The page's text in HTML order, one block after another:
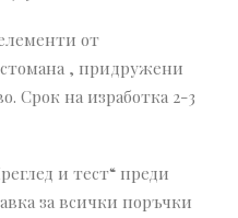
от
стомана , придружени
Срок на изработка 2-3
и тест“ преди
за всички поръчки